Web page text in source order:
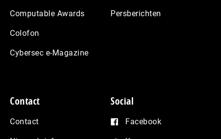
Computable Awards
Colofon
Cybersec e-Magazine
Persberichten
Contact
Contact
Social
Facebook